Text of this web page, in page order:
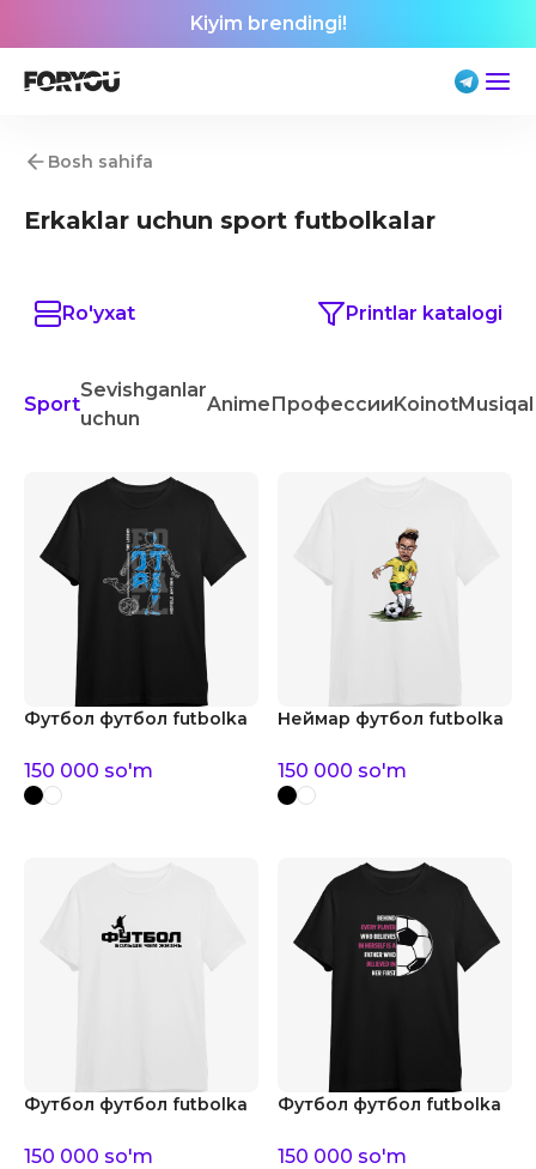
Kiyim brendingi!
Bosh sahifa
Erkaklar uchun sport futbolkalar
Ro'yxat Printlar katalogi
Sport
Sevishganlar
uchun
AnimeПрофессииKoinotMusiqa
Футбол футбол futbolka
150 000 so'm
Неймар футбол futbolka
150 000 so'm
Футбол футбол futbolka
150 000 so'm
Футбол футбол futbolka
150 000 so'm